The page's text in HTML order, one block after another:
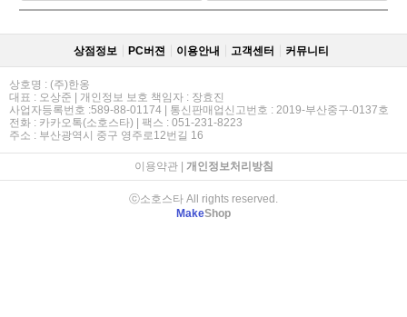
상점정보 PC버젼 이용안내 고객센터 커뮤니티
상호명 : (주)한옹
대표 : 오상준 | 개인정보 보호 책임자 : 장효진
사업자등록번호 :589-88-01174 | 통신판매업신고번호 : 2019-부산중구-0137호
전화 : 카카오톡(소호스타) | 팩스 : 051-231-8223
주소 : 부산광역시 중구 영주로12번길 16
이용약관| 개인정보처리방침
ⓒ소호스타 All rights reserved.
MakeShop